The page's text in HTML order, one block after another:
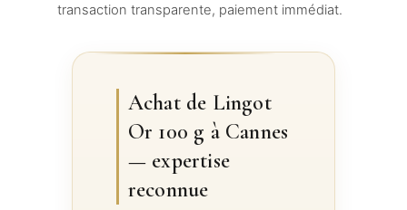
transaction transparente, paiement immédiat.
Achat de Lingot
Or 100 g à Cannes
— expertise
reconnue